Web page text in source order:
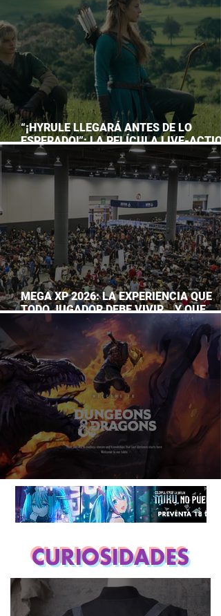
“¡HYRULE LLEGARÁ ANTES DE LO
ESPERADO!”: LA PELÍCULA LIVE-
DE THE LEGEND OF ZELDA ADELANTA
ESTRENO
MEGA XP 2026: LA EXPERIENCIA QUE
TODO JUGADOR DEBE VIVIR… Y QUE
AHORA PUEDES DISFRUTAR A TU RITMO
DUNGEONS & DRAGONS ¿TE ATREVES?
CURIOSIDADES